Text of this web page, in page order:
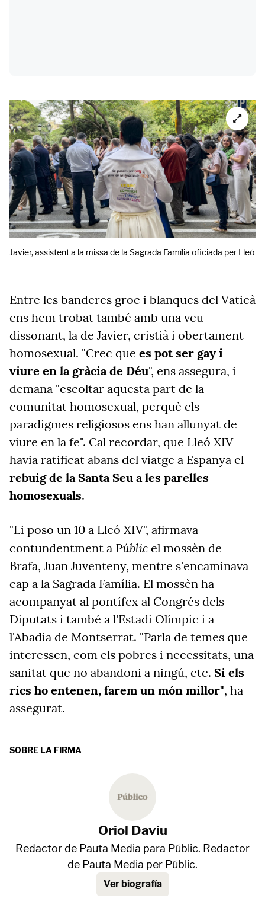
Javier, assistent a la missa de la Sagrada Família oficiada per Lleó
Entre les banderes groc i blanques del Vaticà
ens hem trobat també amb una veu
dissonant, la de Javier, cristià i obertament
homosexual. "Crec que es pot ser gay i
viure en la gràcia de Déu", ens assegura, i
demana "escoltar aquesta part de la
comunitat homosexual, perquè els
paradigmes religiosos ens han allunyat de
viure en la fe". Cal recordar, que Lleó XIV
havia ratificat abans del viatge a Espanya el
rebuig de la Santa Seu a les parelles
homosexuals.
"Li poso un 10 a Lleó XIV", afirmava
contundentment a Públic el mossèn de
Brafa, Juan Juventeny, mentre s'encaminava
cap a la Sagrada Família. El mossèn ha
acompanyat al pontífex al Congrés dels
Diputats i també a l'Estadi Olímpic i a
l'Abadia de Montserrat. "Parla de temes que
interessen, com els pobres i necessitats, una
sanitat que no abandoni a ningú, etc. Si els
rics ho entenen, farem un món millor", ha
assegurat.
SOBRE LA FIRMA
Oriol Daviu
Redactor de Pauta Media para Públic. Redactor
de Pauta Media per Públic.
Ver biografía